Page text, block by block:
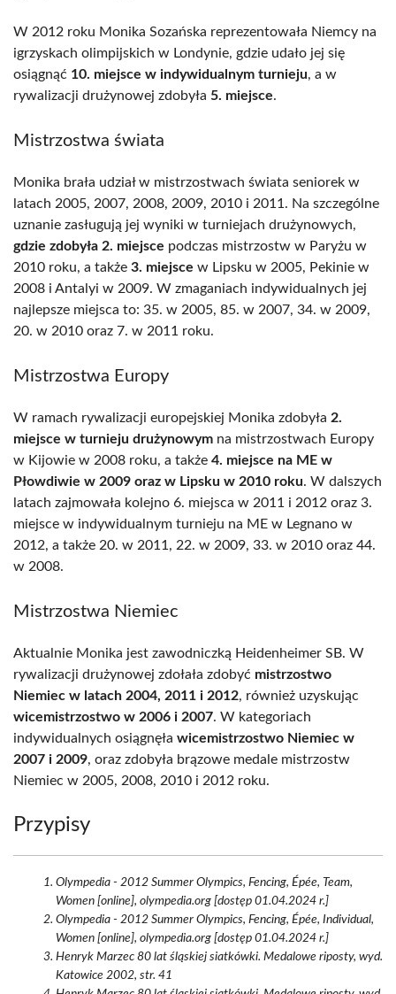
W 2012 roku Monika Sozańska reprezentowała Niemcy na
igrzyskach olimpijskich w Londynie, gdzie udało jej się
osiągnąć 10. miejsce w indywidualnym turnieju, a w
rywalizacji drużynowej zdobyła 5. miejsce.
Mistrzostwa świata
Monika brała udział w mistrzostwach świata seniorek w
latach 2005, 2007, 2008, 2009, 2010 i 2011. Na szczególne
uznanie zasługują jej wyniki w turniejach drużynowych,
gdzie zdobyła 2. miejsce podczas mistrzostw w Paryżu w
2010 roku, a także 3. miejsce w Lipsku w 2005, Pekinie w
2008 i Antalyi w 2009. W zmaganiach indywidualnych jej
najlepsze miejsca to: 35. w 2005, 85. w 2007, 34. w 2009,
20. w 2010 oraz 7. w 2011 roku.
Mistrzostwa Europy
W ramach rywalizacji europejskiej Monika zdobyła 2.
miejsce w turnieju drużynowym na mistrzostwach Europy
w Kijowie w 2008 roku, a także 4. miejsce na ME w
Płowdiwie w 2009 oraz w Lipsku w 2010 roku. W dalszych
latach zajmowała kolejno 6. miejsca w 2011 i 2012 oraz 3.
miejsce w indywidualnym turnieju na ME w Legnano w
2012, a także 20. w 2011, 22. w 2009, 33. w 2010 oraz 44.
w 2008.
Mistrzostwa Niemiec
Aktualnie Monika jest zawodniczką Heidenheimer SB. W
rywalizacji drużynowej zdołała zdobyć mistrzostwo
Niemiec w latach 2004, 2011 i 2012, również uzyskując
wicemistrzostwo w 2006 i 2007. W kategoriach
indywidualnych osiągnęła wicemistrzostwo Niemiec w
2007 i 2009, oraz zdobyła brązowe medale mistrzostw
Niemiec w 2005, 2008, 2010 i 2012 roku.
Przypisy
Olympedia - 2012 Summer Olympics, Fencing, Épée, Team,
Women [online], olympedia.org [dostęp 01.04.2024 r.]
Olympedia - 2012 Summer Olympics, Fencing, Épée, Individual,
Women [online], olympedia.org [dostęp 01.04.2024 r.]
Henryk Marzec 80 lat śląskiej siatkówki. Medalowe riposty, wyd.
Katowice 2002, str. 41